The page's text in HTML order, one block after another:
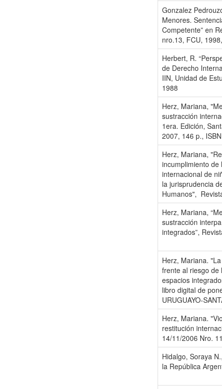
Gonzalez
Menores.
Competente” en
nro.13, FCU,
Herbert, R.
de Derecho
IIN, Unidad de
1988
Herz, Mariana,
sustracción
1era. Edición,
2007, 146 p.,
Herz, Mariana,
incumplimiento de
internacional de
la jurisprudencia
Humanos",
Herz, Mariana,
sustracción
integrados”,
Herz, Mariana.
frente al riesgo de
espacios
libro digital de
URUGUAYO-
Herz, Mariana.
restitución
14/11/2006 Nro.
Hidalgo, Soraya
la República